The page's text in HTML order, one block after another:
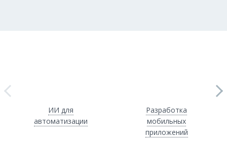
ИИ для
автоматизации
Разработка
мобильных
приложений